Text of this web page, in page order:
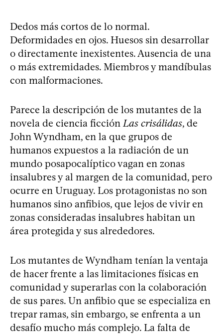
Dedos más cortos de lo normal.
Deformidades en ojos. Huesos sin desarrollar
o directamente inexistentes. Ausencia de una
o más extremidades. Miembros y mandíbulas
con malformaciones.
Parece la descripción de los mutantes de la
novela de ciencia ficción Las crisálidas, de
John Wyndham, en la que grupos de
humanos expuestos a la radiación de un
mundo posapocalíptico vagan en zonas
insalubres y al margen de la comunidad, pero
ocurre en Uruguay. Los protagonistas no son
humanos sino anfibios, que lejos de vivir en
zonas consideradas insalubres habitan un
área protegida y sus alrededores.
Los mutantes de Wyndham tenían la ventaja
de hacer frente a las limitaciones físicas en
comunidad y superarlas con la colaboración
de sus pares. Un anfibio que se especializa en
trepar ramas, sin embargo, se enfrenta a un
desafío mucho más complejo. La falta de